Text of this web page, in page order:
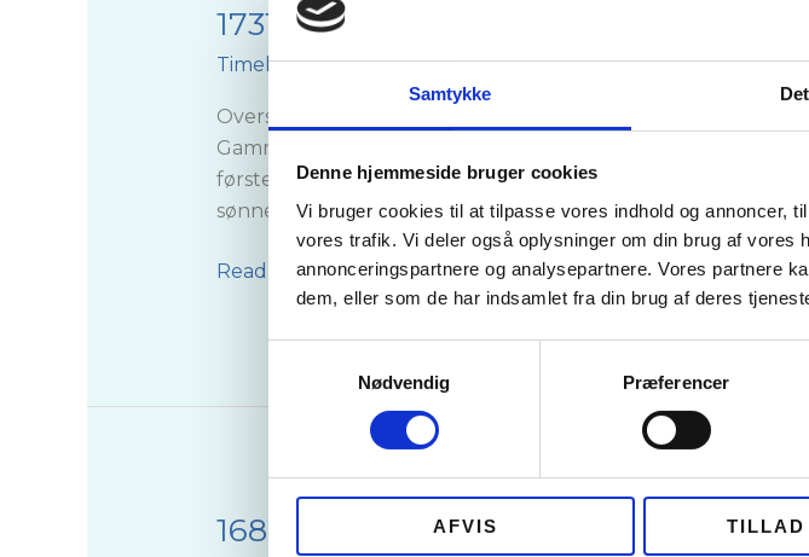
Samtykke
Denne hjemmeside bruger cookies
Vi bruger cookies til at tilpasse vores indhold og annoncer,
vores trafik. Vi deler også oplysninger om din brug af vores
annonceringspartnere og analysepartnere. Vores partnere
dem, eller som de har indsamlet fra din brug af deres
Nødvendig
Præferencer
AFVIS TILLAD
1731-1767. Istandsættelse og
Timeline/Buchs AS
Overstaldmester, Kammerherre, Gehejmekonferensraad
Gammel Estrup, Ulstrup m.m, Var den første som stavede
første gang, 22 år gammel, med en holstensk adelsdame,
sønnen Christen. Efter
1731-
og
modernisering
Read More »
1688-1731. Gobelinet af Ulstrup
1688-